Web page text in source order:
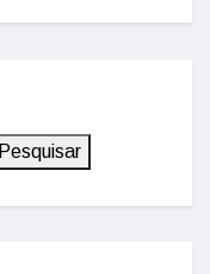
Pesquisar